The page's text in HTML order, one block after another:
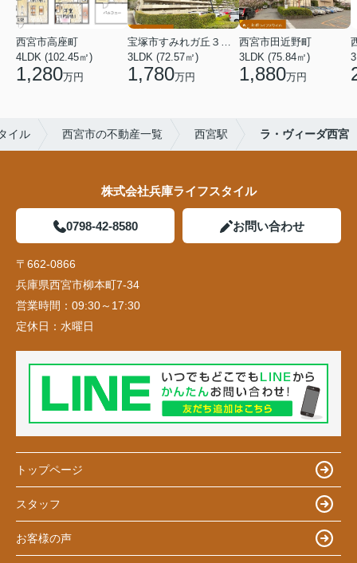
西宮市高座町
4LDK (102.45㎡)
1,280万円
宝塚市すみれガ丘３丁目
3LDK (72.57㎡)
1,780万円
西宮市田近野町
3LDK (75.84㎡)
1,880万円
イル 西宮市の不動産一覧 西宮駅 ラ・ヴィーダ西宮
株式会社兵庫ライフスタイル
0798-42-8580 お問い合わせ
〒662-0866
兵庫県西宮市柳本町7-34
営業時間： 09:30～17:30
定休日： 水曜日
トップページ
スタッフ
お客様の声